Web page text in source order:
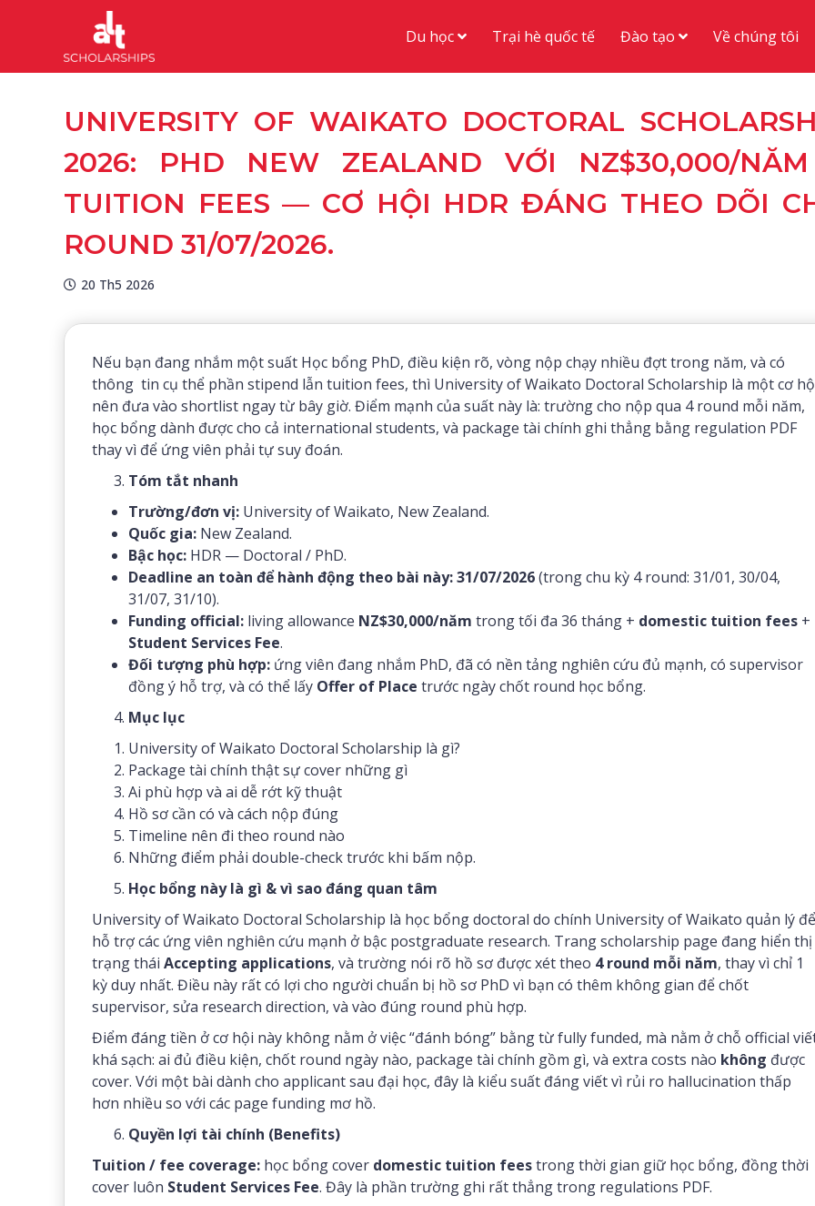
Du học Trại hè quốc tế Đào tạo Về chúng tôi
UNIVERSITY OF WAIKATO DOCTORAL
2026: PHD NEW ZEALAND VỚI NZ$30,000/
TUITION FEES — CƠ HỘI HDR ĐÁNG THEO DÕI
ROUND 31/07/2026.
20 Th5 2026
Nếu bạn đang nhắm một suất Học bổng PhD, điều kiện rõ, vòng nộp chạy nhiều đợt trong năm, và có
thông tin cụ thể phần stipend lẫn tuition fees, thì University of Waikato Doctoral Scholarship là một cơ
nên đưa vào shortlist ngay từ bây giờ. Điểm mạnh của suất này là: trường cho nộp qua 4 round mỗi năm,
học bổng dành được cho cả international students, và package tài chính ghi thẳng bằng regulation PDF
thay vì để ứng viên phải tự suy đoán.
Tóm tắt nhanh
Trường/đơn vị: University of Waikato, New Zealand.
Quốc gia: New Zealand.
Bậc học: HDR — Doctoral / PhD.
Deadline an toàn để hành động theo bài này:31/07/2026(trong chu kỳ 4 round: 31/01, 30/04,
31/07, 31/10).
Funding official: living allowance NZ$30,000/năm trong tối đa 36 tháng + domestic tuition fees +
Student Services Fee.
Đối tượng phù hợp: ứng viên đang nhắm PhD, đã có nền tảng nghiên cứu đủ mạnh, có supervisor
đồng ý hỗ trợ, và có thể lấy Offer of Place trước ngày chốt round học bổng.
Mục lục
University of Waikato Doctoral Scholarship là gì?
Package tài chính thật sự cover những gì
Ai phù hợp và ai dễ rớt kỹ thuật
Hồ sơ cần có và cách nộp đúng
Timeline nên đi theo round nào
Những điểm phải double-check trước khi bấm nộp.
Học bổng này là gì & vì sao đáng quan tâm
University of Waikato Doctoral Scholarship là học bổng doctoral do chính University of Waikato quản lý để
hỗ trợ các ứng viên nghiên cứu mạnh ở bậc postgraduate research. Trang scholarship page đang hiển thị
trạng thái Accepting applications, và trường nói rõ hồ sơ được xét theo 4 round mỗi năm, thay vì chỉ 1
kỳ duy nhất. Điều này rất có lợi cho người chuẩn bị hồ sơ PhD vì bạn có thêm không gian để chốt
supervisor, sửa research direction, và vào đúng round phù hợp.
Điểm đáng tiền ở cơ hội này không nằm ở việc “đánh bóng” bằng từ fully funded, mà nằm ở chỗ official
khá sạch: ai đủ điều kiện, chốt round ngày nào, package tài chính gồm gì, và extra costs nào không được
cover. Với một bài dành cho applicant sau đại học, đây là kiểu suất đáng viết vì rủi ro hallucination thấp
hơn nhiều so với các page funding mơ hồ.
Quyền lợi tài chính (Benefits)
Tuition / fee coverage: học bổng cover domestic tuition feestrong thời gian giữ học bổng, đồng thời
cover luôn Student Services Fee. Đây là phần trường ghi rất thẳng trong regulations PDF.